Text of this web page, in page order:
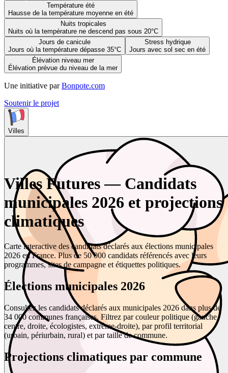
Température été
Hausse de la température moyenne en été
Nuits tropicales
Nuits où la température ne descend pas sous 20°C
Jours de canicule
Jours où la température dépasse 35°C
Stress hydrique
Jours avec sol sec en été
Élévation niveau mer
Élévation prévue du niveau de la mer
Une initiative par Bonpote.com
Soutenir le projet
Villes
Villes Futures — Candidats
municipales 2026 et projections
climatiques
Carte interactive des candidats déclarés aux élections municipales
2026 en France. Plus de 50 000 candidats référencés avec leurs
programmes, sites de campagne et étiquettes politiques.
Élections municipales 2026
Consultez les candidats déclarés aux municipales 2026 dans plus de
34 000 communes françaises. Filtrez par couleur politique (gauche,
centre, droite, écologistes, extrême-droite), par profil territorial
(urbain, périurbain, rural) et par taille de commune.
Projections climatiques par commune